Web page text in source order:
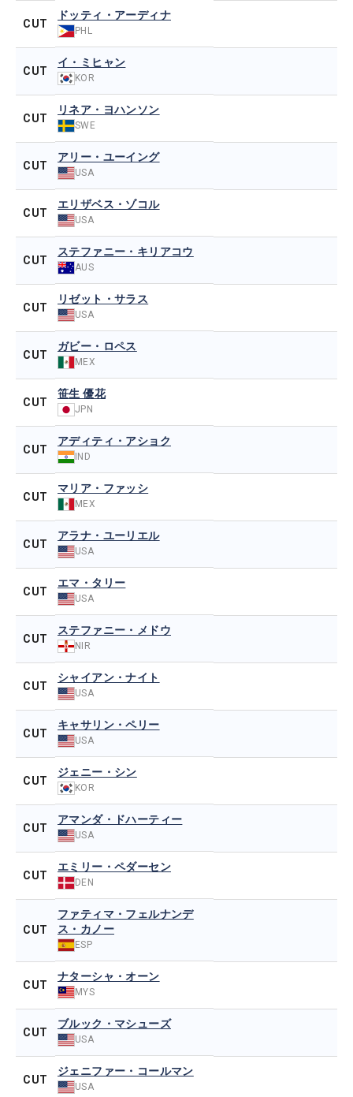
CUT
ドッティ・アーディナ
PHL
CUT
イ・ミヒャン
KOR
CUT
リネア・ヨハンソン
SWE
CUT
アリー・ユーイング
USA
CUT
エリザベス・ゾコル
USA
CUT
ステファニー・キリアコウ
AUS
CUT
リゼット・サラス
USA
CUT
ガビー・ロペス
MEX
CUT
笹生 優花
JPN
CUT
アディティ・アショク
IND
CUT
マリア・ファッシ
MEX
CUT
アラナ・ユーリエル
USA
CUT
エマ・タリー
USA
CUT
ステファニー・メドウ
NIR
CUT
シャイアン・ナイト
USA
CUT
キャサリン・ペリー
USA
CUT
ジェニー・シン
KOR
CUT
アマンダ・ドハーティー
USA
CUT
エミリー・ペダーセン
DEN
CUT
ファティマ・フェルナンデ
ス・カノー
ESP
CUT
ナターシャ・オーン
MYS
CUT
ブルック・マシューズ
USA
CUT
ジェニファー・コールマン
USA